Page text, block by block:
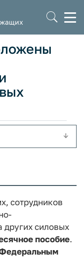
сотрудников
других силовых
пособие.